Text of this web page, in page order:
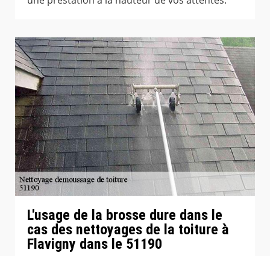
L'usage de la brosse dure dans le
cas des nettoyages de la toiture à
Flavigny dans le 51190